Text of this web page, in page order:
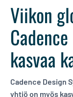
Viikon
kasvaa
Cadence Design
yhtiö on myös